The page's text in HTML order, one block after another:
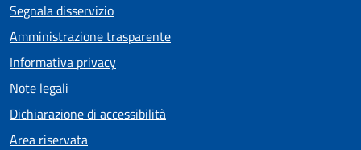
Segnala disservizio
Amministrazione trasparente
Informativa privacy
Note legali
Dichiarazione di accessibilità
Area riservata